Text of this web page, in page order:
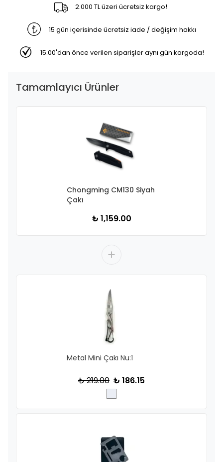
2.000 TL üzeri ücretsiz kargo!
15 gün içerisinde ücretsiz iade / değişim hakkı
15.00'dan önce verilen siparişler aynı gün kargoda!
Tamamlayıcı Ürünler
Chongming CM130 Siyah
Çakı
₺ 1,159.00
Metal Mini Çakı Nu:1
₺ 219.00 ₺ 186.15